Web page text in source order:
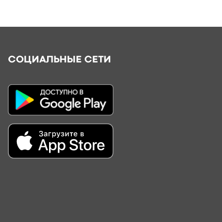
СОЦИАЛЬНЫЕ СЕТИ